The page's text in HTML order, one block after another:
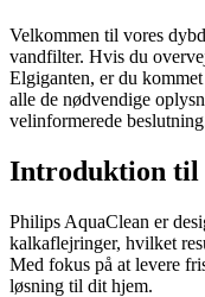
Velkommen til vores
vandfilter. Hvis du
Elgiganten, er du
alle de nødvendige
velinformerede
Introduktion til
Philips AquaClean er
kalkaflejringer, hvilket
Med fokus på at levere
løsning til dit hjem.